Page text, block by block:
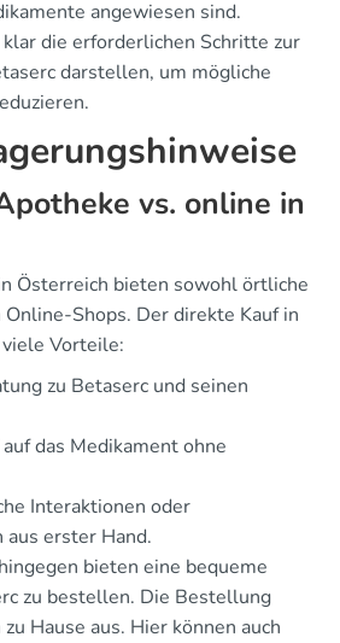
angewiesen sind.
die erforderlichen Schritte zur
darstellen, um mögliche
vs. online in
Österreich bieten sowohl örtliche
Shops. Der direkte Kauf in
Vorteile:
zu Betaserc und seinen
das Medikament ohne
Interaktionen oder
erster Hand.
bieten eine bequeme
zu bestellen. Die Bestellung
Hause aus. Hier können auch